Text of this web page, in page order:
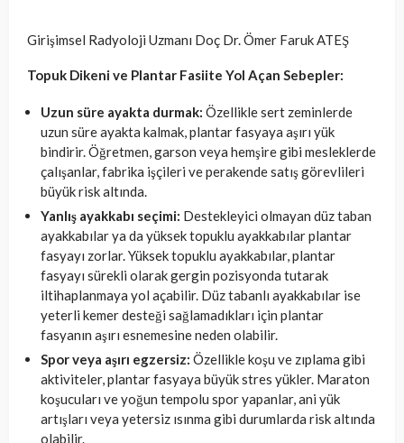
Girişimsel Radyoloji Uzmanı Doç Dr. Ömer Faruk ATEŞ
Topuk Dikeni ve Plantar Fasiite Yol Açan Sebepler:
Uzun süre ayakta durmak: Özellikle sert zeminlerde
uzun süre ayakta kalmak, plantar fasyaya aşırı yük
bindirir. Öğretmen, garson veya hemşire gibi mesleklerde
çalışanlar, fabrika işçileri ve perakende satış görevlileri
büyük risk altında.
Yanlış ayakkabı seçimi: Destekleyici olmayan düz taban
ayakkabılar ya da yüksek topuklu ayakkabılar plantar
fasyayı zorlar. Yüksek topuklu ayakkabılar, plantar
fasyayı sürekli olarak gergin pozisyonda tutarak
iltihaplanmaya yol açabilir. Düz tabanlı ayakkabılar ise
yeterli kemer desteği sağlamadıkları için plantar
fasyanın aşırı esnemesine neden olabilir.
Spor veya aşırı egzersiz: Özellikle koşu ve zıplama gibi
aktiviteler, plantar fasyaya büyük stres yükler. Maraton
koşucuları ve yoğun tempolu spor yapanlar, ani yük
artışları veya yetersiz ısınma gibi durumlarda risk altında
olabilir.